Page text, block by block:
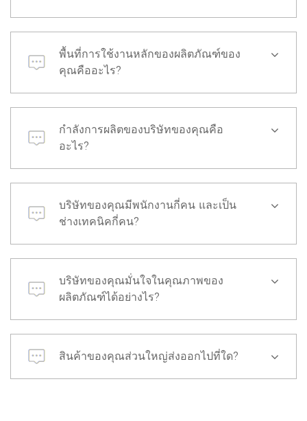
พื้นที่การใช้งานหลักของผลิตภัณฑ์ของ
คุณคืออะไร?
กำลังการผลิตของบริษัทของคุณคือ
อะไร?
บริษัทของคุณมีพนักงานกี่คน และเป็น
ช่างเทคนิคกี่คน?
บริษัทของคุณมั่นใจในคุณภาพของ
ผลิตภัณฑ์ได้อย่างไร?
สินค้าของคุณส่วนใหญ่ส่งออกไปที่ใด?